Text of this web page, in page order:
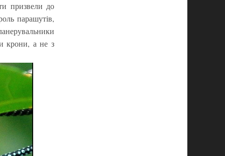
призвели до
парашутів,
крони, а не з